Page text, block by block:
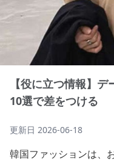
【役に立つ情報】
10選で差をつける
更新日 2026-06-18
韓国ファッションは、